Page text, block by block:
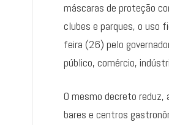
máscaras de proteção
clubes e parques, o uso
feira (26) pelo
público, comércio,
O mesmo decreto
bares e centros